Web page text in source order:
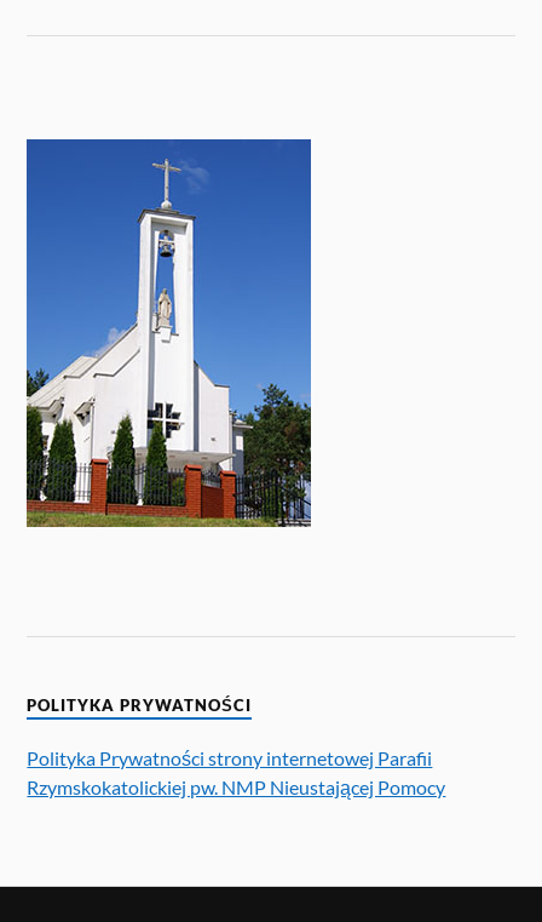
POLITYKA PRYWATNOŚCI
Polityka Prywatności strony internetowej Parafii
Rzymskokatolickiej pw. NMP Nieustającej Pomocy